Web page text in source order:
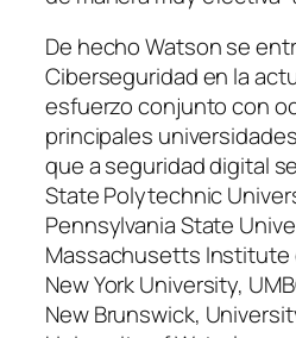
De hecho Watson se
Ciberseguridad en la
esfuerzo conjunto con
principales
que a seguridad digital
State Polytechnic
Pennsylvania State
Massachusetts Institute
New York University,
New Brunswick,